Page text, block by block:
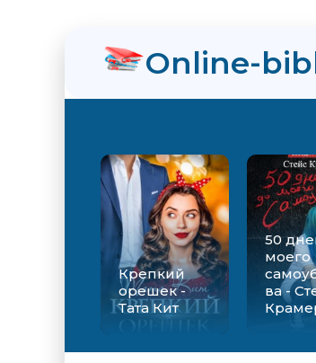
Online-
Крепкий
орешек -
Тата Кит
50
моего
ва -
Вильмонт